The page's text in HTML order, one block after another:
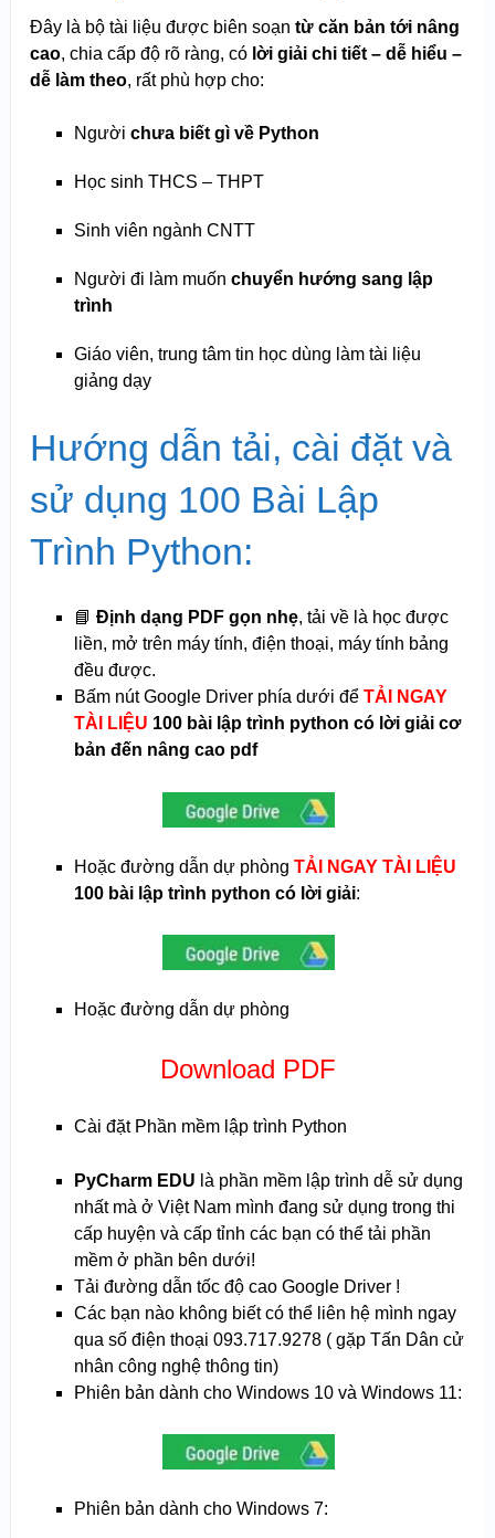
Đây là bộ tài liệu được biên soạn từ căn bản tới nâng
cao, chia cấp độ rõ ràng, có lời giải chi tiết – dễ hiểu –
dễ làm theo, rất phù hợp cho:
Người chưa biết gì về Python
Học sinh THCS – THPT
Sinh viên ngành CNTT
Người đi làm muốn chuyển hướng sang lập
trình
Giáo viên, trung tâm tin học dùng làm tài liệu
giảng dạy
Hướng dẫn tải, cài đặt và
sử dụng 100 Bài Lập
Trình Python:
📘 Định dạng PDF gọn nhẹ, tải về là học được
liền, mở trên máy tính, điện thoại, máy tính bảng
đều được.
Bấm nút Google Driver phía dưới để TẢI NGAY
TÀI LIỆU 100 bài lập trình python có lời giải cơ
bản đến nâng cao pdf
Hoặc đường dẫn dự phòng TẢI NGAY TÀI LIỆU
100 bài lập trình python có lời giải:
Hoặc đường dẫn dự phòng
Download PDF
Cài đặt Phần mềm lập trình Python
PyCharmEDU là phần mềm lập trình dễ sử dụng
nhất mà ở Việt Nam mình đang sử dụng trong thi
cấp huyện và cấp tỉnh các bạn có thể tải phần
mềm ở phần bên dưới!
Tải đường dẫn tốc độ cao Google Driver !
Các bạn nào không biết có thể liên hệ mình ngay
qua số điện thoại 093.717.9278 ( gặp Tấn Dân cử
nhân công nghệ thông tin)
Phiên bản dành cho Windows 10 và Windows 11:
Phiên bản dành cho Windows 7: